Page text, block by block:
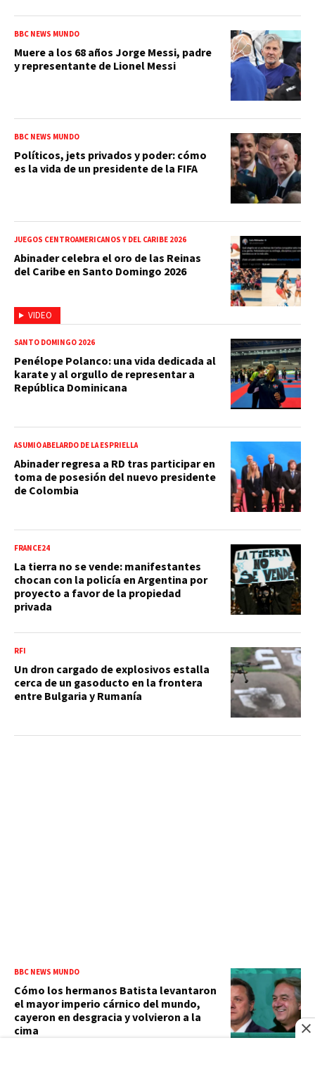
BBC NEWS MUNDO
Muere a los 68 años Jorge Messi, padre
y representante de Lionel Messi
BBC NEWS MUNDO
Políticos, jets privados y poder: cómo
es la vida de un presidente de la FIFA
VIDEO
JUEGOS CENTROAMERICANOS Y DEL CARIBE 2026
Abinader celebra el oro de las Reinas
del Caribe en Santo Domingo 2026
SANTO DOMINGO 2026
Penélope Polanco: una vida dedicada al
karate y al orgullo de representar a
República Dominicana
ASUMIÓ ABELARDO DE LA ESPRIELLA
Abinader regresa a RD tras participar en
toma de posesión del nuevo presidente
de Colombia
FRANCE24
La tierra no se vende: manifestantes
chocan con la policía en Argentina por
proyecto a favor de la propiedad
privada
RFI
Un dron cargado de explosivos estalla
cerca de un gasoducto en la frontera
entre Bulgaria y Rumanía
BBC NEWS MUNDO
Cómo los hermanos Batista levantaron
el mayor imperio cárnico del mundo,
cayeron en desgracia y volvieron a la
cima